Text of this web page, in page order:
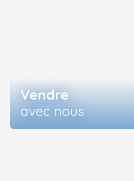
Vendre
avec nous